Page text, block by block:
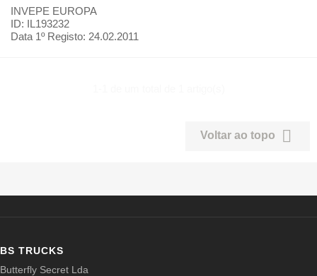
INVEPE EUROPA
ID: IL193232
Data 1º Registo: 24.02.2011
Voltar ao topo 
BS TRUCKS
Butterfly Secret Lda